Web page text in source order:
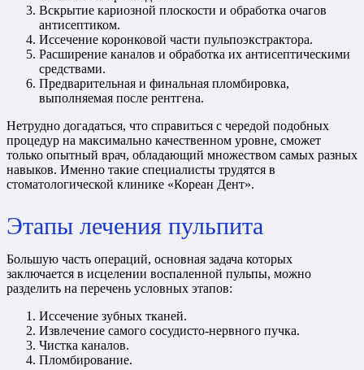
Вскрытие кариозной плоскости и обработка очагов
антисептиком.
Иссечение коронковой части пульпоэкстрактора.
Расширение каналов и обработка их антисептическими
средствами.
Предварительная и финальная пломбировка,
выполняемая после рентгена.
Нетрудно догадаться, что справиться с чередой подобных
процедур на максимально качественном уровне, сможет
только опытный врач, обладающий множеством самых разных
навыков. Именно такие специалисты трудятся в
стоматологической клинике «Кореан Дент».
Этапы лечения пульпита
Большую часть операций, основная задача которых
заключается в исцелении воспаленной пульпы, можно
разделить на перечень условных этапов:
Иссечение зубных тканей.
Извлечение самого сосудисто-нервного пучка.
Чистка каналов.
Пломбирование.